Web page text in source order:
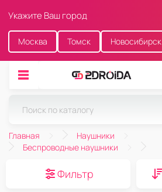
Укажите Ваш город
Москва Томск Новосибирск
Главная
Наушники
Беспроводные наушники
Фильтр